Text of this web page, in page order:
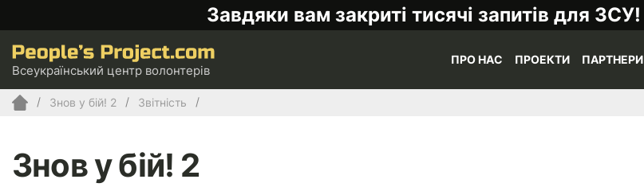
Завдяки вам закриті тисячі запитів для ЗСУ!
Всеукраїнський центр волонтерів
ПРО НАС ПРОЕКТИ ПАРТНЕРИ
Знов у бій! 2 Звітність
Знов у бій! 2